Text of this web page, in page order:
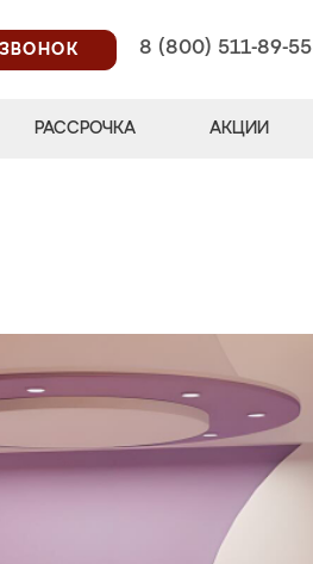
8 (800) 511-89-55
РАССРОЧКА АКЦИИ